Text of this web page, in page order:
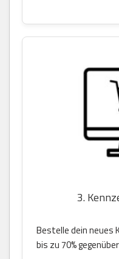
3.
Bestelle dein neues
bis zu 70%